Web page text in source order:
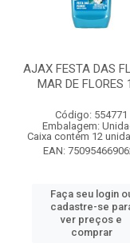
AJAX FESTA DAS
MAR DE FLORES
Código: 554771
Embalagem:
Caixa contém 12
EAN:
Faça seu login
cadastre-se
ver preços e
comprar